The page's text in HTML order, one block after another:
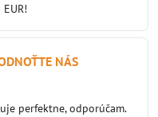
NÁS
perfektne, odporúčam.